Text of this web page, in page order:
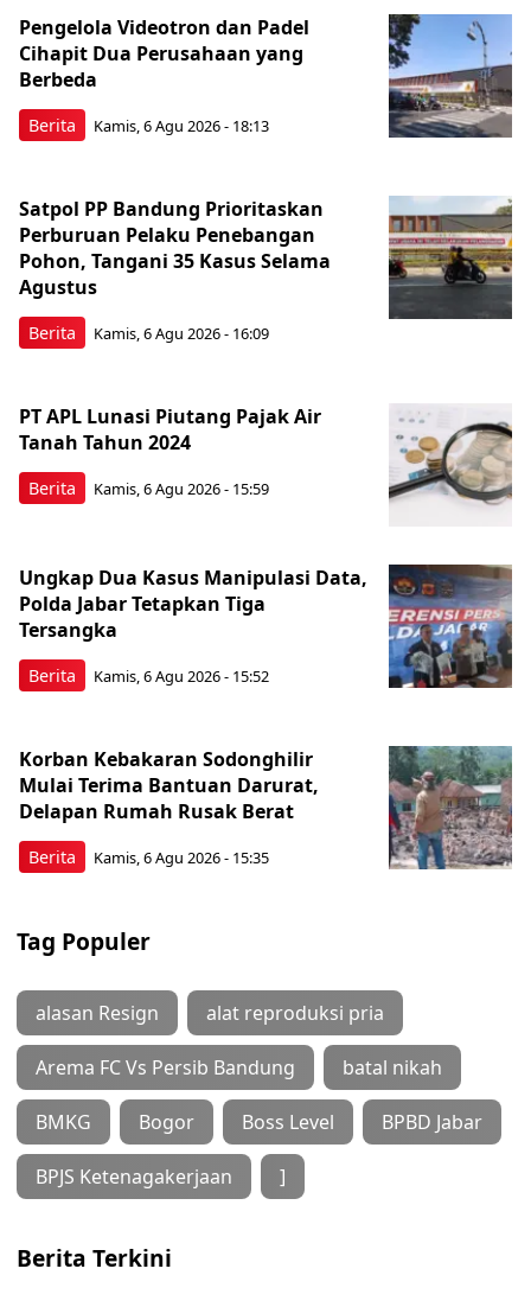
Berita
Pengelola Videotron dan Padel
Cihapit Dua Perusahaan yang
Berbeda
Kamis, 6 Agu 2026 - 18:13
Berita
Satpol PP Bandung Prioritaskan
Perburuan Pelaku Penebangan
Pohon, Tangani 35 Kasus Selama
Agustus
Kamis, 6 Agu 2026 - 16:09
Berita
PT APL Lunasi Piutang Pajak Air
Tanah Tahun 2024
Kamis, 6 Agu 2026 - 15:59
Berita
Ungkap Dua Kasus Manipulasi Data,
Polda Jabar Tetapkan Tiga
Tersangka
Kamis, 6 Agu 2026 - 15:52
Berita
Korban Kebakaran Sodonghilir
Mulai Terima Bantuan Darurat,
Delapan Rumah Rusak Berat
Kamis, 6 Agu 2026 - 15:35
Tag Populer
alasan Resign alat reproduksi pria
Arema FC Vs Persib Bandung batal nikah
BMKG Bogor Boss Level BPBD Jabar
BPJS Ketenagakerjaan ]
Berita Terkini